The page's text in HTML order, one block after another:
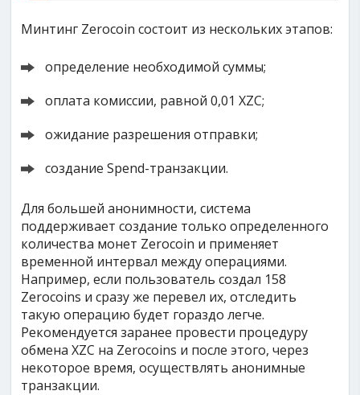
Минтинг Zerocoin состоит из нескольких этапов:
определение необходимой суммы;
оплата комиссии, равной 0,01 XZC;
ожидание разрешения отправки;
создание Spend-транзакции.
Для большей анонимности, система
поддерживает создание только определенного
количества монет Zerocoin и применяет
временной интервал между операциями.
Например, если пользователь создал 158
Zerocoins и сразу же перевел их, отследить
такую операцию будет гораздо легче.
Рекомендуется заранее провести процедуру
обмена XZC на Zerocoins и после этого, через
некоторое время, осуществлять анонимные
транзакции.